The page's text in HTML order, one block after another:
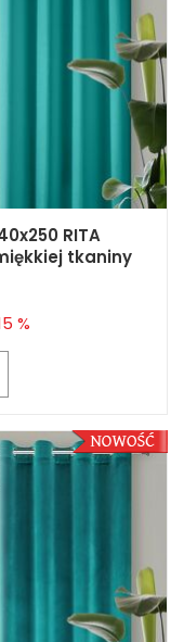
RITA
tkaniny
%